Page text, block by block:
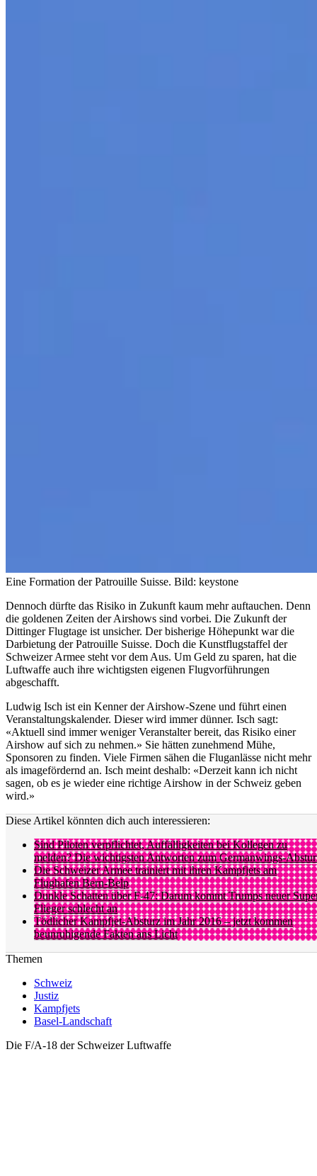
Eine Formation der Patrouille Suisse. Bild: keystone
Dennoch dürfte das Risiko in Zukunft kaum mehr auftauchen. Denn
die goldenen Zeiten der Airshows sind vorbei. Die Zukunft der
Dittinger Flugtage ist unsicher. Der bisherige Höhepunkt war die
Darbietung der Patrouille Suisse. Doch die Kunstflugstaffel der
Schweizer Armee steht vor dem Aus. Um Geld zu sparen, hat die
Luftwaffe auch ihre wichtigsten eigenen Flugvorführungen
abgeschafft.
Ludwig Isch ist ein Kenner der Airshow-Szene und führt einen
Veranstaltungskalender. Dieser wird immer dünner. Isch sagt:
«Aktuell sind immer weniger Veranstalter bereit, das Risiko einer
Airshow auf sich zu nehmen.» Sie hätten zunehmend Mühe,
Sponsoren zu finden. Viele Firmen sähen die Fluganlässe nicht mehr
als imagefördernd an. Isch meint deshalb: «Derzeit kann ich nicht
sagen, ob es je wieder eine richtige Airshow in der Schweiz geben
wird.»
Diese Artikel könnten dich auch interessieren:
Sind Piloten verpflichtet, Auffälligkeiten bei Kollegen zu
melden? Die wichtigsten Antworten zum Germanwings-
Die Schweizer Armee trainiert mit ihren Kampfjets am
Flughafen Bern-Belp
Dunkle Schatten über F-47: Darum kommt Trumps neuer
Flieger schlecht an
Tödlicher Kampfjet-Absturz im Jahr 2016 – jetzt kommen
beunruhigende Fakten ans Licht
Themen
Schweiz
Justiz
Kampfjets
Basel-Landschaft
Die F/A-18 der Schweizer Luftwaffe